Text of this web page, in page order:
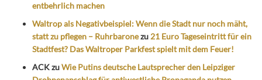
entbehrlich machen
Waltrop als Negativbeispiel: Wenn die Stadt nur noch mäht,
statt zu pflegen – Ruhrbaronezu 21 Euro Tageseintritt für ein
Stadtfest? Das Waltroper Parkfest spielt mit dem Feuer!
ACKzuWie Putins deutsche Lautsprecher den Leipziger